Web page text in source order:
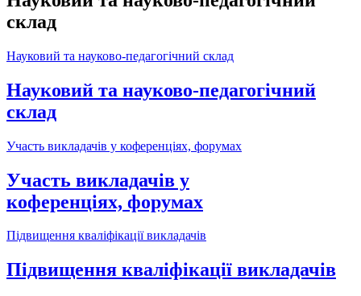
склад
Науковий та науково-педагогічний склад
Науковий та науково-педагогічний
склад
Участь викладачів у коференціях, форумах
Участь викладачів у
коференціях, форумах
Підвищення кваліфікації викладачів
Підвищення кваліфікації викладачів